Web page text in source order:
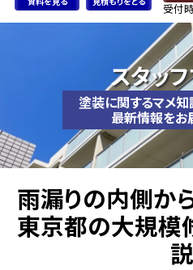
受付
スタッ
塗装に関するマメ
最新情報をお
雨漏りの内側か
東京都の大規模
説